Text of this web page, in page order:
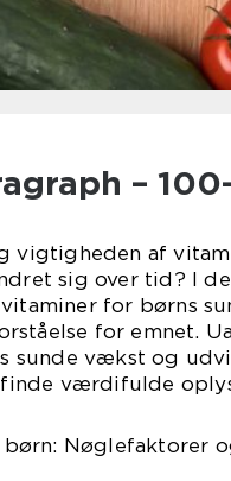
–
vigtigheden af
sig over tid? I
for børns
for emnet.
sunde vækst og
værdifulde
Nøglefaktorer